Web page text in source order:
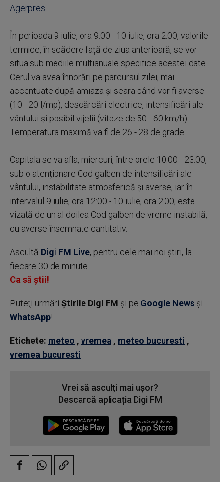
Agerpres
În perioada 9 iulie, ora 9:00 - 10 iulie, ora 2:00, valorile
termice, în scădere față de ziua anterioară, se vor
situa sub mediile multianuale specifice acestei date.
Cerul va avea înnorări pe parcursul zilei, mai
accentuate după-amiaza și seara când vor fi averse
(10 - 20 l/mp), descărcări electrice, intensificări ale
vântului și posibil vijelii (viteze de 50 - 60 km/h).
Temperatura maximă va fi de 26 - 28 de grade.
Capitala se va afla, miercuri, între orele 10:00 - 23:00,
sub o atenționare Cod galben de intensificări ale
vântului, instabilitate atmosferică și averse, iar în
intervalul 9 iulie, ora 12:00 - 10 iulie, ora 2:00, este
vizată de un al doilea Cod galben de vreme instabilă,
cu averse însemnate cantitativ.
Ascultă Digi FM Live, pentru cele mai noi știri, la
fiecare 30 de minute.
Ca să știi!
Puteţi urmări Știrile Digi FM şi pe Google News şi
WhatsApp!
Etichete: meteo , vremea , meteo bucuresti ,
vremea bucuresti
Vrei să asculți mai ușor?
Descarcă aplicația Digi FM